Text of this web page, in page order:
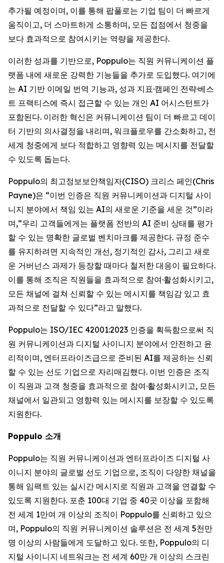
추가될 예정이며, 이를 통해 팝풀로는 기업 팀이 더 빠르게
움직이고, 더 스마트하게 소통하며, 모든 접점에서 청중을
보다 효과적으로 참여시키는 역량을 제공한다.
이러한 성과를 기반으로, Poppulo는 직원 커뮤니케이션 플
랫폼 내에 새로운 강력한 기능들을 추가로 도입했다. 여기에
는 AI 기반 이메일 번역 기능과, 성과 지표·캠페인 전략·베스
트 프랙티스에 즉시 접근할 수 있는 개인 AI 어시스턴트가
포함된다. 이러한 혁신은 커뮤니케이션 팀이 더 빠르고 데이
터 기반의 의사결정을 내리며, 워크플로우를 간소화하고, 전
세계 청중에게 보다 적합하고 영향력 있는 메시지를 전달할
수 있도록 돕는다.
Poppulo의 최고정보보안책임자(CISO) 크리스 페인(Chris
Payne)은 “이번 인증은 직원 커뮤니케이션과 디지털 사이
니지 분야에서 책임 있는 AI의 새로운 기준을 세운 것”이라
며,“우리 고객들에게는 플랫폼 전반의 AI 준비 상태를 평가
할 수 있는 명확한 글로벌 벤치마크를 제공한다. 규정 준수
를 유지하려면 지속적인 개선, 정기적인 감사, 그리고 새로
운 거버넌스 과제가 등장할 때마다 철저한 대응이 필요하다.
이를 통해 조직은 직원들을 효과적으로 참여·활성화시키고,
모든 채널에 걸쳐 신뢰할 수 있는 메시지를 책임감 있고 효
과적으로 전달할 수 있다”라고 말했다.
Poppulo는 ISO/IEC 42001:2023 인증을 획득함으로써 직
원 커뮤니케이션과 디지털 사이니지 분야에서 안전하고 윤
리적이며, 엔터프라이즈급으로 준비된 AI를 제공하는 신뢰
할 수 있는 선도 기업으로 자리매김했다. 이번 인증은 조직
이 직원과 고객 청중을 효과적으로 참여·활성화시키고, 모든
채널에서 일관되고 영향력 있는 메시지를 보장할 수 있도록
지원한다.
Poppulo 소개
Poppulo는 직원 커뮤니케이션과 엔터프라이즈 디지털 사
이니지 분야의 글로벌 선도 기업으로, 조직이 다양한 채널을
통해 임팩트 있는 실시간 메시지로 직원과 고객을 연결할 수
있도록 지원한다. 포춘 100대 기업 중 40곳 이상을 포함해
전 세계 1만여 개 이상의 조직이 Poppulo를 신뢰하고 있으
며, Poppulo의 직원 커뮤니케이션 솔루션은 전 세계 5천만
명 이상의 사람들에게 도달하고 있다. 또한, Poppulo의 디
지털 사이니지 네트워크는 전 세계 60만 개 이상의 스크린